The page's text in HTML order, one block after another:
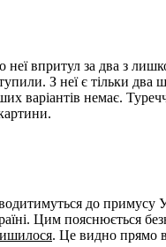
впритул за два з
З неї є тільки
варіантів немає.
до
Цим пояснюється
. Це видно прямо